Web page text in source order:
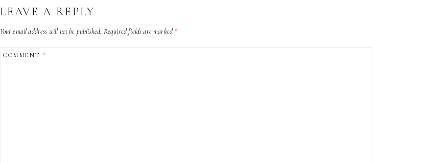
LEAVE A REPLY
Your email address will not be published. Required fields are marked*
COMMENT *